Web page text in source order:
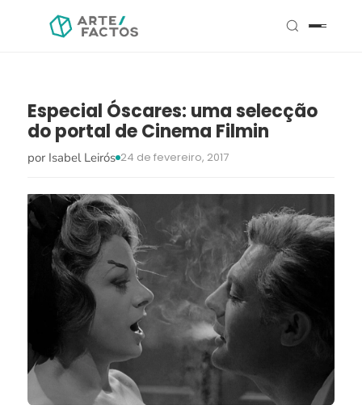
Especial Óscares: uma selecção
do portal de Cinema Filmin
por Isabel Leirós 24 de fevereiro, 2017